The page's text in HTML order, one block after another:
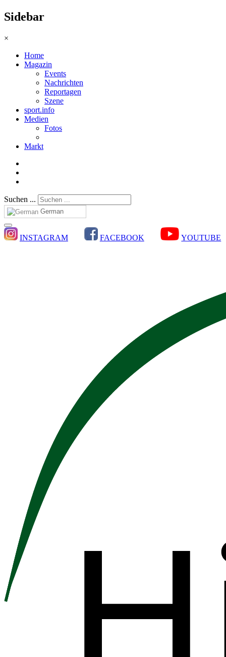
Sidebar
×
Home
Magazin
Events
Nachrichten
Reportagen
Szene
sport.info
Medien
Fotos
Markt
Suchen ...
German
INSTAGRAM FACEBOOK YOUTUBE